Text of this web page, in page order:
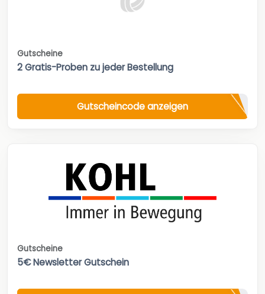
Gutscheine
2 Gratis-Proben zu jeder Bestellung
Gutscheincode anzeigen
Gutscheine
5€ Newsletter Gutschein